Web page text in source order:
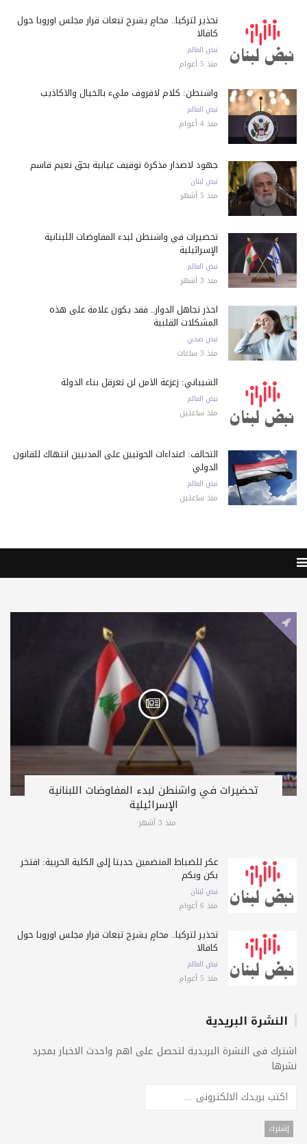
تحذير لتركيا.. محامٍ يشرح تبعات قرار مجلس أوروبا حول
كافالا
نبض العالم
منذ 5 أعوام
واشنطن: كلام لافروف مليء بالخيال والأكاذيب
نبض العالم
منذ 4 أعوام
جهود لاصدار مذكرة توقيف غيابية بحقّ نعيم قاسم
نبض لبنان
منذ 5 أشهر
تحضيرات في واشنطن لبدء المفاوضات اللبنانية
الإسرائيلية
نبض العالم
منذ 3 أشهر
احذر تجاهل الدوار.. فقد يكون علامة على هذه
المشكلات القلبية
نبض صحي
منذ 3 ساعات
الشيباني: زعزعة الأمن لن تعرقل بناء الدولة
نبض العالم
منذ ساعتين
التحالف: اعتداءات الحوثيين على المدنيين انتهاك للقانون
الدولي
نبض العالم
منذ ساعتين
تحضيرات في واشنطن لبدء المفاوضات اللبنانية
الإسرائيلية
منذ 3 أشهر
عكر للضباط المنضمين حديثاً إلى الكلية الحربية: أفتخر
بكن وبكم
نبض لبنان
منذ 6 أعوام
تحذير لتركيا.. محامٍ يشرح تبعات قرار مجلس أوروبا حول
كافالا
نبض العالم
منذ 5 أعوام
النشرة البريدية
اشترك فى النشرة البريدية لتحصل على اهم واحدث الاخبار بمجرد
نشرها